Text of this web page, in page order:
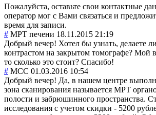
Пожалуйста, оставьте свои контактные
оператор мог с Вами связаться и
время для записи.
# МРТ печени 18.11.2015 21:19
Добрый вечер! Хотел бы узнать, делаете
контрастом на закрытом томографе? Мой
то сколько это стоит? Спасибо!
# MCC 01.03.2016 10:54
Добрый вечер! Да, в нашем центре
зона сканирования называется МРТ
полости и забрюшинного пространства.
исследования с учетом скидки - 5200